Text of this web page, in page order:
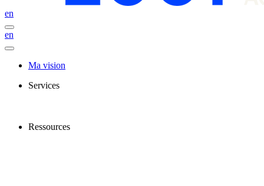
en
en
Ma vision
Services
Ressources